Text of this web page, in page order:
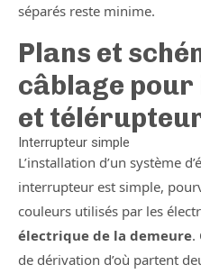
séparés reste minime.
Plans et
câblage
et
Interrupteur simple
L’installation d’un système
interrupteur est simple,
couleurs utilisés par les
électrique de la demeure.
de dérivation d’où partent